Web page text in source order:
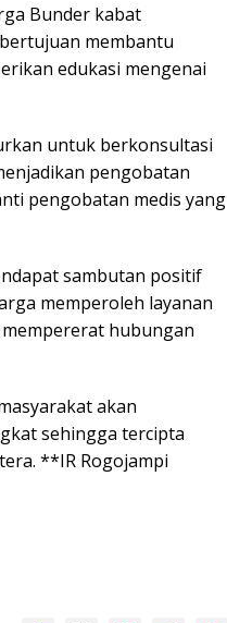
Bunder kabat
membantu
edukasi mengenai
untuk berkonsultasi
pengobatan
pengobatan medis yang
sambutan positif
memperoleh layanan
hubungan
akan
sehingga tercipta
**IR Rogojampi